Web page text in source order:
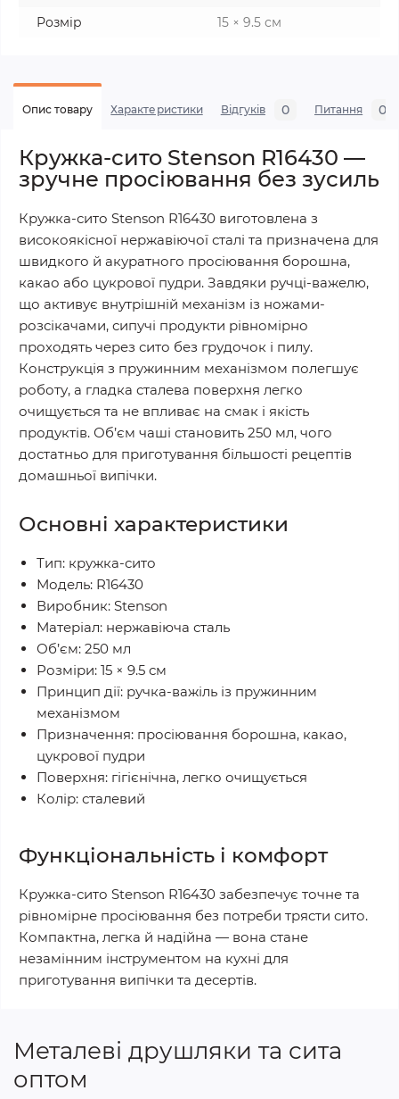
Розмір
15 × 9.5 см
Опис товару Характеристики Відгуків 0 Питання 0
Кружка-сито Stenson R16430 —
зручне просіювання без зусиль
Кружка-сито Stenson R16430 виготовлена з
високоякісної нержавіючої сталі та призначена для
швидкого й акуратного просіювання борошна,
какао або цукрової пудри. Завдяки ручці-важелю,
що активує внутрішній механізм із ножами-
розсікачами, сипучі продукти рівномірно
проходять через сито без грудочок і пилу.
Конструкція з пружинним механізмом полегшує
роботу, а гладка сталева поверхня легко
очищується та не впливає на смак і якість
продуктів. Об’єм чаші становить 250 мл, чого
достатньо для приготування більшості рецептів
домашньої випічки.
Основні характеристики
Тип: кружка-сито
Модель: R16430
Виробник: Stenson
Матеріал: нержавіюча сталь
Об’єм: 250 мл
Розміри: 15 × 9.5 см
Принцип дії: ручка-важіль із пружинним
механізмом
Призначення: просіювання борошна, какао,
цукрової пудри
Поверхня: гігієнічна, легко очищується
Колір: сталевий
Функціональність і комфорт
Кружка-сито Stenson R16430 забезпечує точне та
рівномірне просіювання без потреби трясти сито.
Компактна, легка й надійна — вона стане
незамінним інструментом на кухні для
приготування випічки та десертів.
Металеві друшляки та сита
оптом